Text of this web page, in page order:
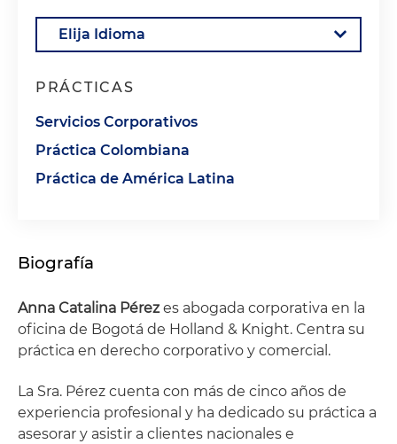
PRÁCTICAS
Servicios Corporativos
Práctica Colombiana
Práctica de América Latina
Biografía
Anna Catalina Pérezes abogada corporativa en la
oficina de Bogotá de Holland & Knight. Centra su
práctica en derecho corporativo y comercial.
La Sra. Pérez cuenta con más de cinco años de
experiencia profesional y ha dedicado su práctica a
asesorar y asistir a clientes nacionales e